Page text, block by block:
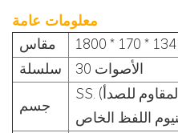
معلومات عامة
مقاس
سلسلة
30 الأصوات
جسم
SS. (الفولاذ المقاوم للصدأ) 、 HDPE 、 أنبوب
اللفظ الخاص